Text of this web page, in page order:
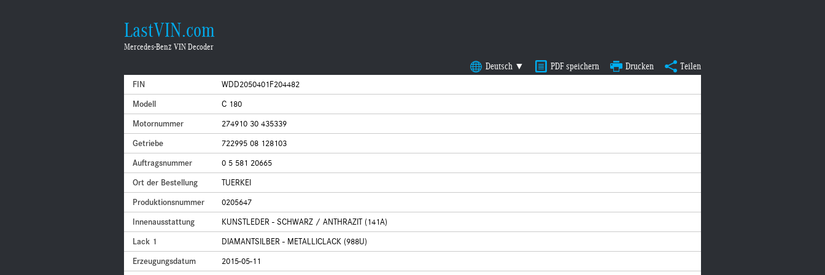
LastVIN.com
Mercedes-Benz VIN Decoder
Deutsch ▼ PDF speichern Drucken Teilen
FIN
WDD2050401F204482
Modell
C 180
Motornummer
274910 30 435339
Getriebe
722995 08 128103
Auftragsnummer
0 5 581 20665
Ort der Bestellung
TUERKEI
Produktionsnummer
0205647
Innenausstattung
KUNSTLEDER - SCHWARZ / ANTHRAZIT (141A)
Lack 1
DIAMANTSILBER - METALLICLACK (988U)
Erzeugungsdatum
2015-05-11